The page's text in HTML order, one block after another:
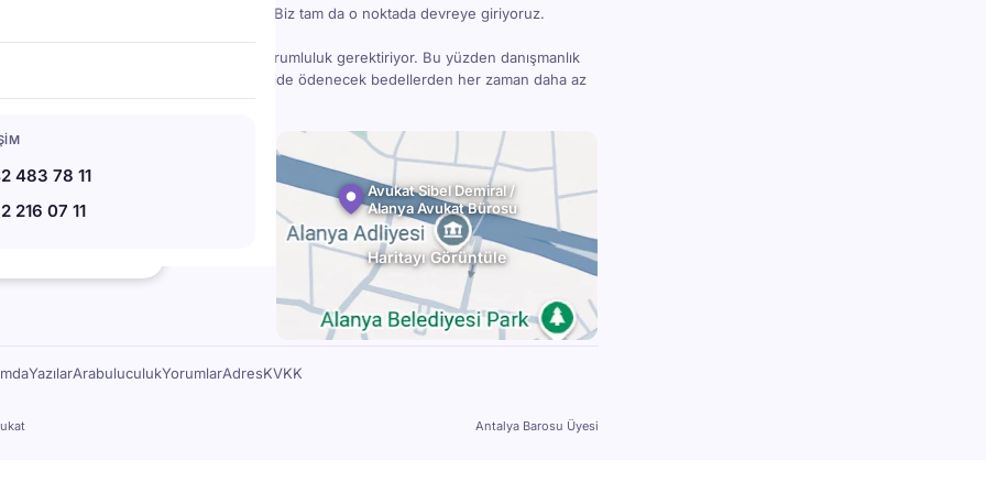
483 78 11
216 07 11
madde gözden kaçınca işler karışabilir. Biz tam da o noktada devreye giriyoruz.
bilgi, deneyim, zaman ve sorumluluk gerektiriyor. Bu yüzden danışmanlık
— ama doğru hukuki destek, ileride ödenecek bedellerden her zaman daha az
11
Blv. No:220, 07400 Alanya
Avukat Sibel Demiral /
Alanya Avukat Bürosu
Haritayı Görüntüle
YazılarArabuluculukYorumlarAdresKVKK
Antalya Barosu Üyesi